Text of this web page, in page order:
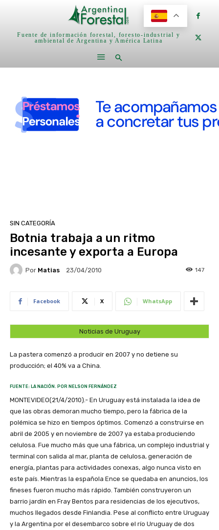
Fuente de información forestal, foresto-industrial y
ambiental de Argentina y América Latina
SIN CATEGORÍA
Botnia trabaja a un ritmo
incesante y exporta a Europa
Por Matias 23/04/2010 147
Facebook X WhatsApp
Noticias de Uruguay
La pastera comenzó a producir en 2007 y no detiene su
producción; el 40% va a China.
FUENTE: LA NACIÓN. POR NELSON FERNÁNDEZ
MONTEVIDEO(21/4/2010).- En Uruguay está instalada la idea de
que las obras demoran mucho tiempo, pero la fábrica de la
polémica se hizo en tiempos óptimos. Comenzó a construirse en
abril de 2005 y en noviembre de 2007 ya estaba produciendo
celulosa. Fue mucho más que una fábrica, un complejo industrial y
terminal con salida al mar, planta de celulosa, generación de
energía, plantas para actividades conexas, algo nunca visto en
este país. Mientras la española Ence se quedaba en anuncios, los
fineses fueron mucho más rápido. También construyeron un
barrio jardín en Fray Bentos para residencias de los ejecutivos,
muchos llegados desde Finlandia. Pese al conflicto entre Uruguay
y la Argentina por el desembarco sobre el río Uruguay de dos